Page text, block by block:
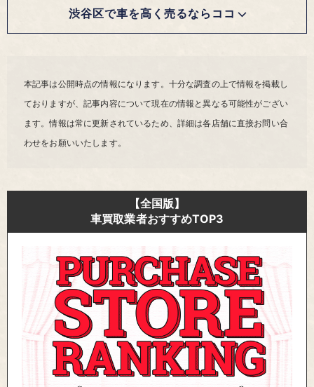
渋谷区で車を高く売るならココ
本記事は公開時点の情報になります。十分な調査の上で情報を掲載し
ておりますが、記事内容について現在の情報と異なる可能性がござい
ます。情報は常に更新されているため、詳細は各店舗に直接お問い合
わせをお願いいたします。
【全国版】
車買取業者おすすめTOP3